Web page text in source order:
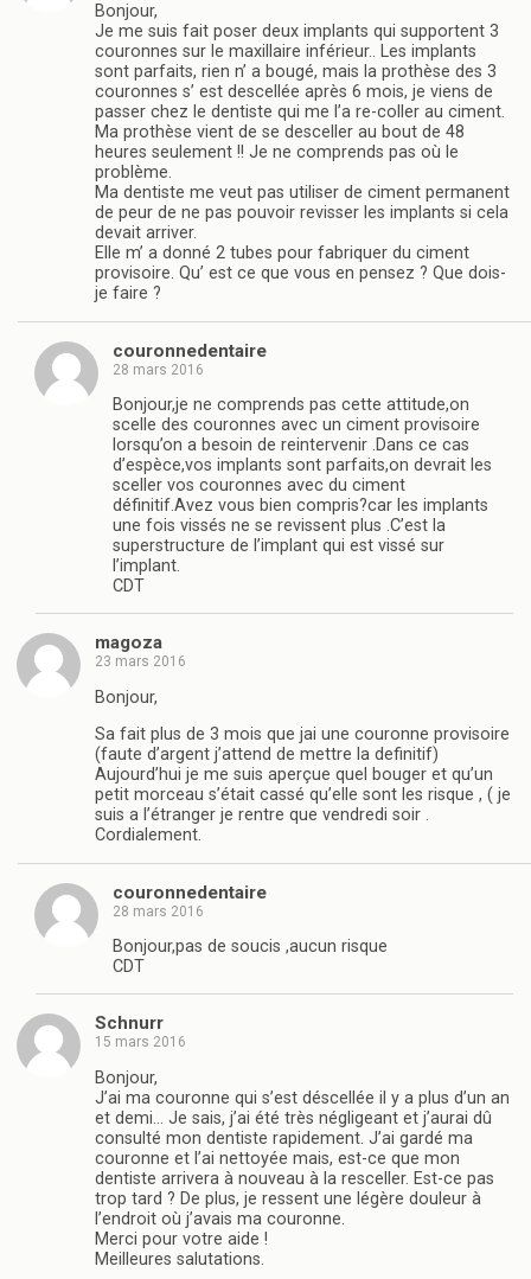
Bonjour,
Je me suis fait poser deux implants qui supportent 3
couronnes sur le maxillaire inférieur.. Les implants
sont parfaits, rien n’ a bougé, mais la prothèse des 3
couronnes s’ est descellée après 6 mois, je viens de
passer chez le dentiste qui me l’a re-coller au ciment.
Ma prothèse vient de se desceller au bout de 48
heures seulement !! Je ne comprends pas où le
problème.
Ma dentiste me veut pas utiliser de ciment permanent
de peur de ne pas pouvoir revisser les implants si cela
devait arriver.
Elle m’ a donné 2 tubes pour fabriquer du ciment
provisoire. Qu’ est ce que vous en pensez ? Que dois-
je faire ?
couronnedentaire
28 mars 2016
Bonjour,je ne comprends pas cette attitude,on
scelle des couronnes avec un ciment provisoire
lorsqu’on a besoin de reintervenir .Dans ce cas
d’espèce,vos implants sont parfaits,on devrait les
sceller vos couronnes avec du ciment
définitif.Avez vous bien compris?car les implants
une fois vissés ne se revissent plus .C’est la
superstructure de l’implant qui est vissé sur
l’implant.
CDT
magoza
23 mars 2016
Bonjour,
Sa fait plus de 3 mois que jai une couronne provisoire
(faute d’argent j’attend de mettre la definitif)
Aujourd’hui je me suis aperçue quel bouger et qu’un
petit morceau s’était cassé qu’elle sont les risque , ( je
suis a l’étranger je rentre que vendredi soir .
Cordialement.
couronnedentaire
28 mars 2016
Bonjour,pas de soucis ,aucun risque
CDT
Schnurr
15 mars 2016
Bonjour,
J’ai ma couronne qui s’est déscellée il y a plus d’un an
et demi… Je sais, j’ai été très négligeant et j’aurai dû
consulté mon dentiste rapidement. J’ai gardé ma
couronne et l’ai nettoyée mais, est-ce que mon
dentiste arrivera à nouveau à la resceller. Est-ce pas
trop tard ? De plus, je ressent une légère douleur à
l’endroit où j’avais ma couronne.
Merci pour votre aide !
Meilleures salutations.